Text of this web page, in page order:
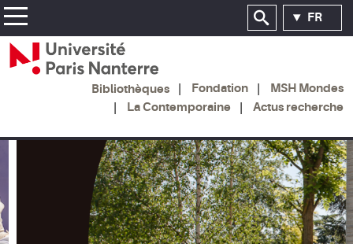
FR
Bibliothèques Fondation
MSH Mondes
La Contemporaine
Actus recherche